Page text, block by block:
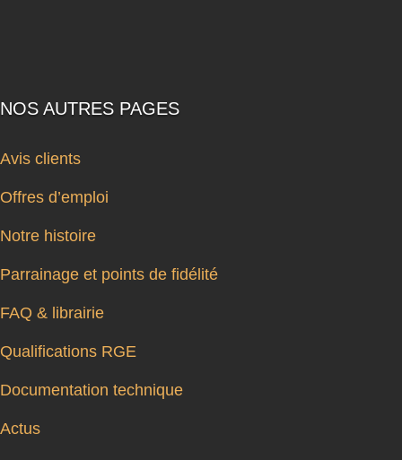
NOS AUTRES PAGES
Avis clients
Offres d’emploi
Notre histoire
Parrainage et points de fidélité
FAQ & librairie
Qualifications RGE
Documentation technique
Actus